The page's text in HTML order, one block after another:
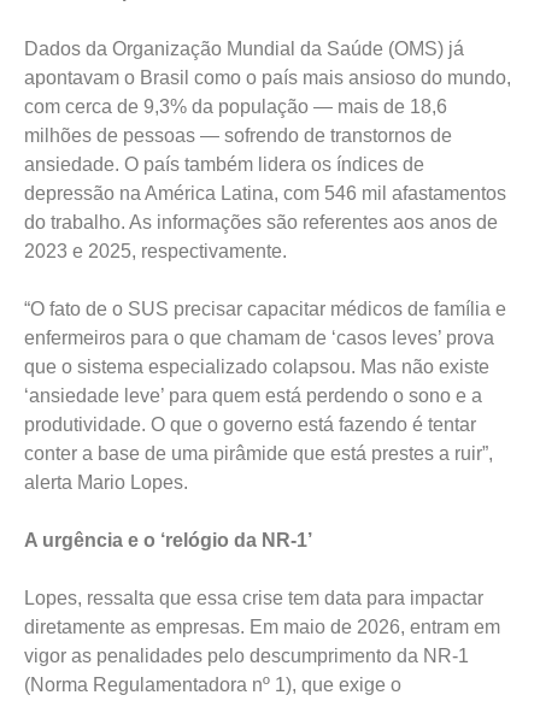
Dados da Organização Mundial da Saúde (OMS) já
apontavam o Brasil como o país mais ansioso do mundo,
com cerca de 9,3% da população — mais de 18,6
milhões de pessoas — sofrendo de transtornos de
ansiedade. O país também lidera os índices de
depressão na América Latina, com 546 mil afastamentos
do trabalho. As informações são referentes aos anos de
2023 e 2025, respectivamente.
“O fato de o SUS precisar capacitar médicos de família e
enfermeiros para o que chamam de ‘casos leves’ prova
que o sistema especializado colapsou. Mas não existe
‘ansiedade leve’ para quem está perdendo o sono e a
produtividade. O que o governo está fazendo é tentar
conter a base de uma pirâmide que está prestes a ruir”,
alerta Mario Lopes.
A urgência e o ‘relógio da NR-1’
Lopes, ressalta que essa crise tem data para impactar
diretamente as empresas. Em maio de 2026, entram em
vigor as penalidades pelo descumprimento da NR-1
(Norma Regulamentadora nº 1), que exige o